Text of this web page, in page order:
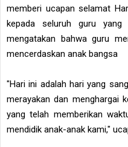
memberi ucapan selamat
kepada seluruh guru
mengatakan bahwa guru
mencerdaskan anak bangsa
"Hari ini adalah hari yang
merayakan dan menghargai
yang telah memberikan
mendidik anak-anak kami,"